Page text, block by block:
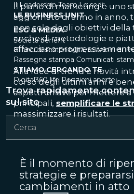
Il Leadership Team Le sedi
LE BUSINESS UNIT
ESG & MEDIA
Società benefit
Bilanci di sostenibilità, relazioni di
Rassegna stampa Comunicati
STIAMO CERCANDO TE
Digital360 life Posizioni aperte
Trova rapidamente
sul sito
Il piano di marketing è uno
aggiornato di anno in anno,
non solo degli obiettivi della
anche di metodologie e
affacciano
Alla luce di trend e novità
corso degli ultimi anni è
aspetti chiave per mettere a
principali, semplificare le
massimizzare i risultati.
È il momento di
strategie e
cambiamenti in atto